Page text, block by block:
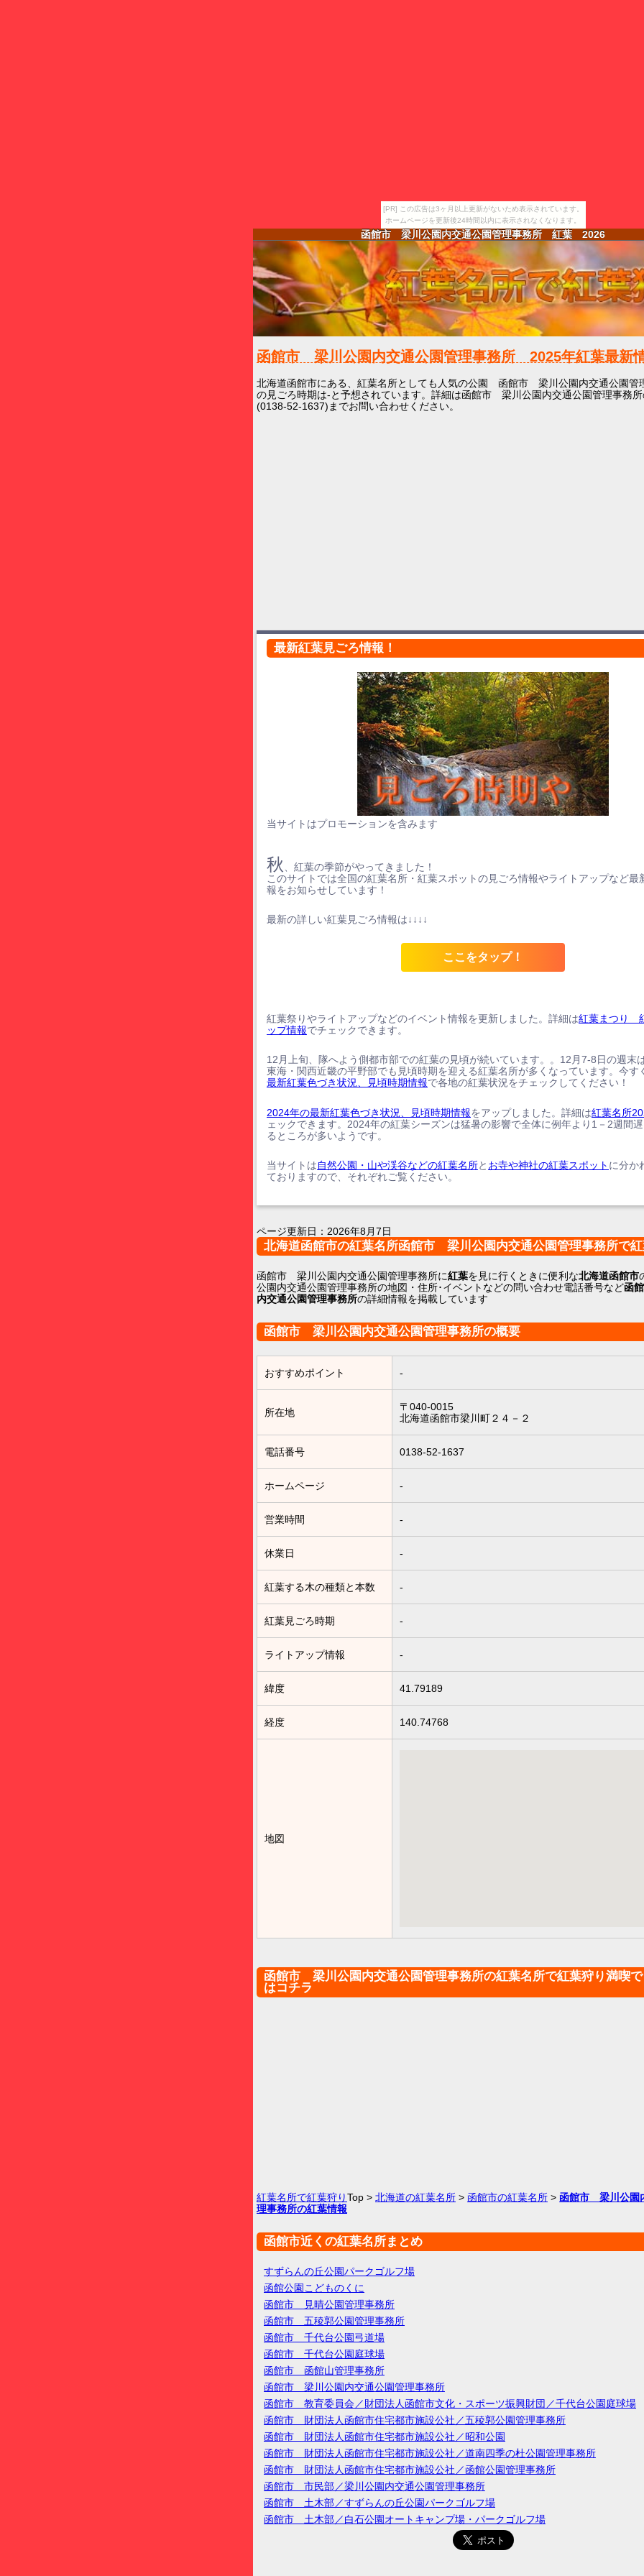
[PR] この広告は3ヶ月以上更新がないため表示されています。
ホームページを更新後24時間以内に表示されなくなります。
函館市 梁川公園内交通公園管理事務所 紅葉 2026
函館市 梁川公園内交通公園管理事務所 2025年紅葉最新
北海道函館市にある、紅葉名所としても人気の公園 函館市 梁川公園内交通公園管
の見ごろ時期は-と予想されています。詳細は函館市 梁川公園内交通公園管理事務
(0138-52-1637)までお問い合わせください。
最新紅葉見ごろ情報！
当サイトはプロモーションを含みます
秋
、紅葉の季節がやってきました！
このサイトでは全国の紅葉名所・紅葉スポットの見ごろ情報やライトアップなど最
報をお知らせしています！
最新の詳しい紅葉見ごろ情報は↓↓↓↓
ここをタップ！
紅葉祭りやライトアップなどのイベント情報を更新しました。詳細は紅葉まつり
ップ情報でチェックできます。
12月上旬、隊へよう側都市部での紅葉の見頃が続いています。。12月7-8日の週末
東海・関西近畿の平野部でも見頃時期を迎える紅葉名所が多くなっています。今す
最新紅葉色づき状況、見頃時期情報で各地の紅葉状況をチェックしてください！
2024年の最新紅葉色づき状況、見頃時期情報をアップしました。詳細は紅葉名所
ェックできます。2024年の紅葉シーズンは猛暑の影響で全体に例年より1－2週間
るところが多いようです。
当サイトは自然公園・山や渓谷などの紅葉名所と お寺や神社の紅葉スポット に分か
ておりますので、それぞれご覧ください。
ページ更新日： 2026年8月7日
北海道函館市の紅葉名所函館市 梁川公園内交通公園管理事務所で紅
函館市 梁川公園内交通公園管理事務所に紅葉を見に行くときに便利な北海道函館市
公園内交通公園管理事務所の地図・住所･イベントなどの問い合わせ電話番号など函
内交通公園管理事務所の詳細情報を掲載しています
函館市 梁川公園内交通公園管理事務所の概要
おすすめポイント -
所在地
〒040-0015
北海道函館市梁川町２４－２
電話番号 0138-52-1637
ホームページ -
営業時間 -
休業日 -
紅葉する木の種類と本数 -
紅葉見ごろ時期 -
ライトアップ情報 -
緯度 41.79189
経度 140.74768
地図
函館市 梁川公園内交通公園管理事務所の紅葉名所で紅葉狩り満喫
はコチラ
紅葉名所で紅葉狩りTop > 北海道の紅葉名所 > 函館市の紅葉名所 > 函館市 梁川公園
理事務所の紅葉情報
函館市近くの紅葉名所まとめ
すずらんの丘公園パークゴルフ場
函館公園こどものくに
函館市 見晴公園管理事務所
函館市 五稜郭公園管理事務所
函館市 千代台公園弓道場
函館市 千代台公園庭球場
函館市 函館山管理事務所
函館市 梁川公園内交通公園管理事務所
函館市 教育委員会／財団法人函館市文化・スポーツ振興財団／千代台公園庭球場
函館市 財団法人函館市住宅都市施設公社／五稜郭公園管理事務所
函館市 財団法人函館市住宅都市施設公社／昭和公園
函館市 財団法人函館市住宅都市施設公社／道南四季の杜公園管理事務所
函館市 財団法人函館市住宅都市施設公社／函館公園管理事務所
函館市 市民部／梁川公園内交通公園管理事務所
函館市 土木部／すずらんの丘公園パークゴルフ場
函館市 土木部／白石公園オートキャンプ場・パークゴルフ場